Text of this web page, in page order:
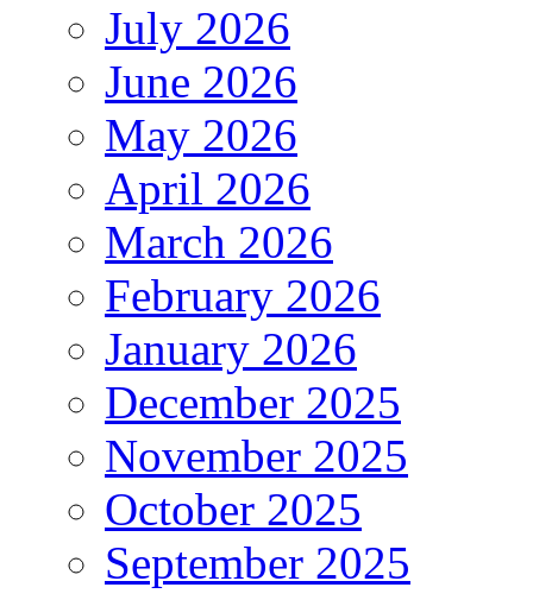
July 2026
June 2026
May 2026
April 2026
March 2026
February 2026
January 2026
December 2025
November 2025
October 2025
September 2025